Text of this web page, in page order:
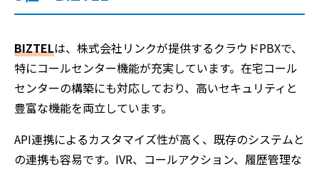
BIZTELは、株式会社リンクが提供するクラウドPBXで、
特にコールセンター機能が充実しています。在宅コール
センターの構築にも対応しており、高いセキュリティと
豊富な機能を両立しています。
API連携によるカスタマイズ性が高く、既存のシステムと
の連携も容易です。IVR、コールアクション、履歴管理な